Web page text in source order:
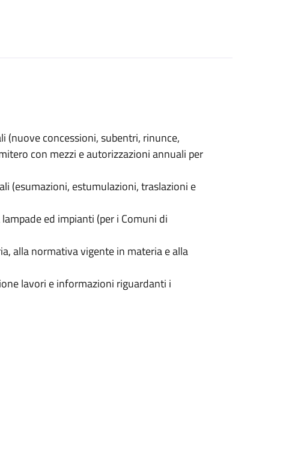
(nuove concessioni, subentri, rinunce,
con mezzi e autorizzazioni annuali per
(esumazioni, estumulazioni, traslazioni e
ed impianti (per i Comuni di
alla normativa vigente in materia e alla
lavori e informazioni riguardanti i